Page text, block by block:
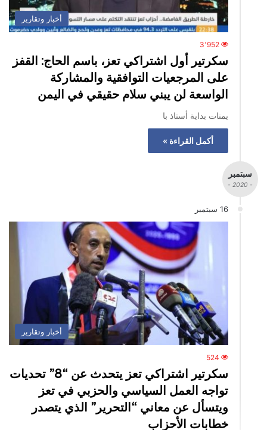
أخبار وتقارير
3٬952
سكرتير أول اشتراكي تعز، باسم الحاج: القفز
على المرجعيات التوافقية والمشاركة
الواسعة لن يبني سلام حقيقي في اليمن
يمنات بداية أستاذ با
أكمل القراءة »
سبتمبر
- 2020 -
16 سبتمبر
أخبار وتقارير
524
سكرتير اشتراكي تعز يتحدث عن “8” تحديات
تواجه العمل السياسي والحزبي في تعز
ويتسأل عن معاني “التحرير” الذي يتصدر
خطابات الأحزاب